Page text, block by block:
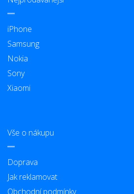
iPhone
Samsung
Nokia
Sony
Xiaomi
Vše o nákupu
Doprava
Jak reklamovat
Obchodní podmínky